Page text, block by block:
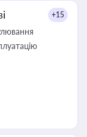
+15